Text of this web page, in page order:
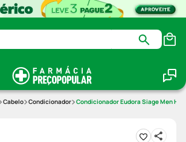
Cabelo Condicionador Condicionador Eudora Siage Men